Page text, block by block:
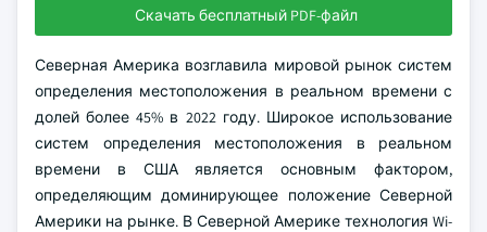
Скачать бесплатный PDF-файл
Северная Америка возглавила мировой рынок систем
определения местоположения в реальном времени с
долей более 45% в 2022 году. Широкое использование
систем определения местоположения в реальном
времени в США является основным фактором,
определяющим доминирующее положение Северной
Америки на рынке. В Северной Америке технология Wi-